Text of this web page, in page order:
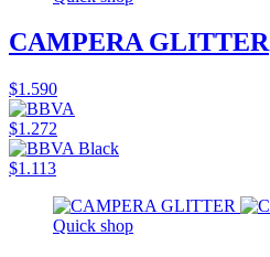
CAMPERA GLITTER
$1.590
$1.272
$1.113
Quick shop